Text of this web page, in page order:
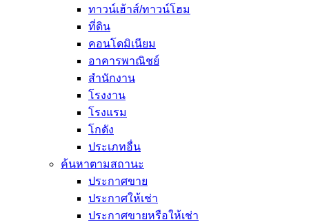
ทาวน์เฮ้าส์/ทาวน์โฮม
ที่ดิน
คอนโดมิเนียม
อาคารพาณิชย์
สำนักงาน
โรงงาน
โรงแรม
โกดัง
ประเภทอื่น
ค้นหาตามสถานะ
ประกาศขาย
ประกาศให้เช่า
ประกาศขายหรือให้เช่า